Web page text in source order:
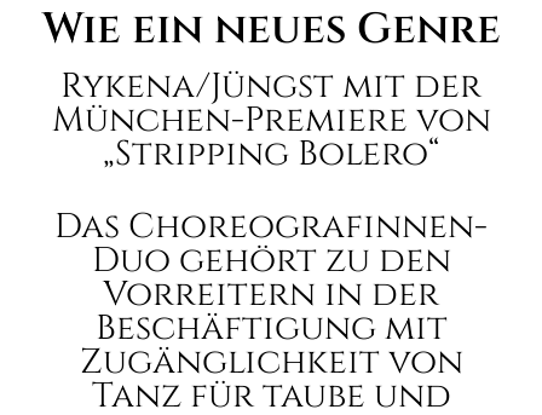
Wie ein neues Genre
Rykena/Jüngst mit der
München-Premiere von
„Stripping Bolero“
Das Choreografinnen-
Duo gehört zu den
Vorreitern in der
Beschäftigung mit
Zugänglichkeit von
Tanz für taube und